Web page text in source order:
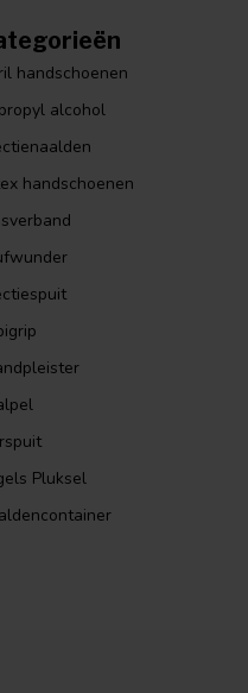
handschoenen
alcohol
handschoenen
Pluksel